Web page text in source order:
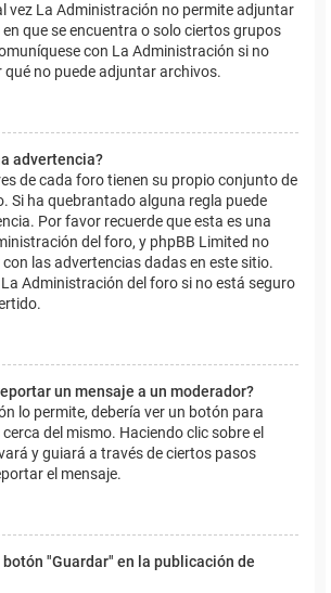
vez La Administración no permite adjuntar
que se encuentra o solo ciertos grupos
con La Administración si no
qué no puede adjuntar archivos.
advertencia?
de cada foro tienen su propio conjunto de
Si ha quebrantado alguna regla puede
Por favor recuerde que esta es una
del foro, y phpBB Limited no
las advertencias dadas en este sitio.
Administración del foro si no está seguro
un mensaje a un moderador?
lo permite, debería ver un botón para
del mismo. Haciendo clic sobre el
y guiará a través de ciertos pasos
el mensaje.
"Guardar" en la publicación de